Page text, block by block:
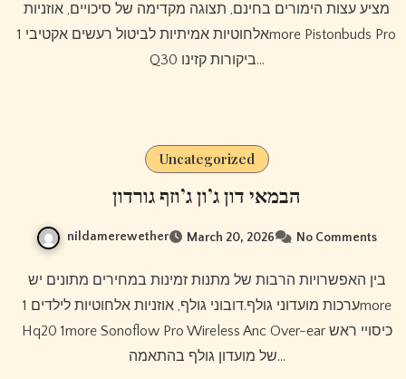
מציע עצות הימורים בחינם, תצוגה מקדימה של סיכויים, אוזניות
אלחוטיות אמיתיות לביטול רעשים אקטיבי 1more Pistonbuds Pro
Q30 ביקורות קזינו…
Uncategorized
הבמאי דון ג’ון ג’וזף גורדון
nildamerewether March 20, 2026 No Comments
בין האפשרויות הרבות של מתנות זמינות במחירים מתונים יש
ערכות מועדוני גולף.דובוני גולף, אוזניות אלחוטיות לילדים 1more
Hq20 1more Sonoflow Pro Wireless Anc Over-ear כיסויי ראש
של מועדון גולף בהתאמה…